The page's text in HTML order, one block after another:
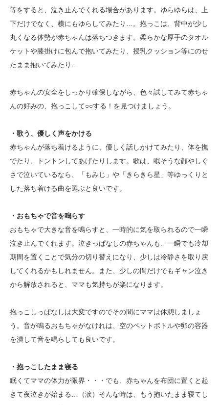
等をすると、泣き止んでくれる場合があります。ゆらゆらは、上
下だけでなく、横にもゆらしてみたり…。抱っこは、背中が少し
丸くなる体勢が赤ちゃんは落ちつきます。柔らかな厚手のタオル
ケットや膝掛けに包んで抱いてみたり、授乳クッション等にのせ
たまま抱いてみたり…
赤ちゃんの安全をしっかり確保しながら、色々試してみて赤ちゃ
んの好みの、抱っこして○○する！を見つけましょう。
・歌う、優しく声をかける
赤ちゃんが落ち着けるように、優しく話しかけてみたり、体を撫
でたり、トントンしてあげたりします。歌は、眠そうな顔やしぐ
さで泣いているなら、「もみじ」や「きらきら星」等ゆっくりと
した落ち着ける曲を選ぶと良いです。
・おもちゃで音を鳴らす
おもちゃで大きな音を鳴らすと、一時的に気を取られるので一瞬
泣き止んでくれます。泣きっぱなしの赤ちゃんも、一瞬でも冷却
期間を置くことで気分の切り替えになり、少しは冷静さを取り戻
してくれるかもしれません。また、少しの間だけでもギャン泣き
から解放されると、ママも気持ちが楽になります。
抱っこしっぱなしは大変ですのでその間にママは休憩しましょ
う。音が鳴るおもちゃがなけれは、空のペットボトルや卵の容器
を潰して音を鳴らしても良いです。
・抱っこしたまま寝る
眠くてママの体力が限界・・・でも、赤ちゃんを布団に置くと起
きて夜泣きが始まる…（涙）そんな時は、もう抱いたまま寝てし